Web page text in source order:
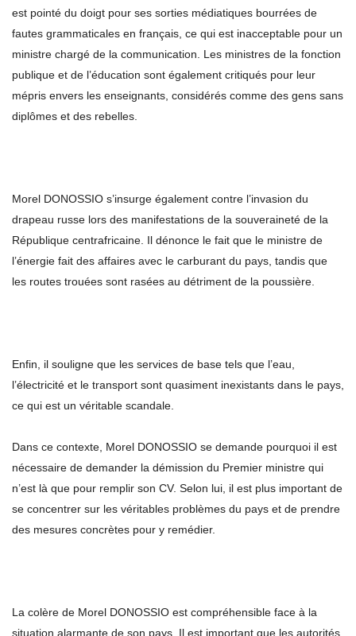
est pointé du doigt pour ses sorties médiatiques bourrées de
fautes grammaticales en français, ce qui est inacceptable pour un
ministre chargé de la communication. Les ministres de la fonction
publique et de l’éducation sont également critiqués pour leur
mépris envers les enseignants, considérés comme des gens sans
diplômes et des rebelles.
Morel DONOSSIO s’insurge également contre l’invasion du
drapeau russe lors des manifestations de la souveraineté de la
République centrafricaine. Il dénonce le fait que le ministre de
l’énergie fait des affaires avec le carburant du pays, tandis que
les routes trouées sont rasées au détriment de la poussière.
Enfin, il souligne que les services de base tels que l’eau,
l’électricité et le transport sont quasiment inexistants dans le pays,
ce qui est un véritable scandale.
Dans ce contexte, Morel DONOSSIO se demande pourquoi il est
nécessaire de demander la démission du Premier ministre qui
n’est là que pour remplir son CV. Selon lui, il est plus important de
se concentrer sur les véritables problèmes du pays et de prendre
des mesures concrètes pour y remédier.
La colère de Morel DONOSSIO est compréhensible face à la
situation alarmante de son pays. Il est important que les autorités